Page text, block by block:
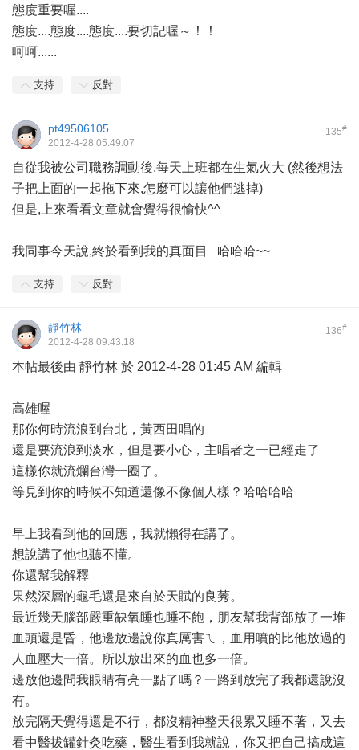
態度重要喔....
態度....態度....態度....要切記喔～！！
呵呵......
支持 反對
135#
pt49506105
2012-4-28 05:49:07
自從我被公司職務調動後,每天上班都在生氣火大 (然後想法
子把上面的一起拖下來,怎麼可以讓他們逃掉)
但是,上來看看文章就會覺得很愉快^^
我同事今天說,終於看到我的真面目 哈哈哈~~
支持 反對
136#
靜竹林
2012-4-28 09:43:18
本帖最後由 靜竹林 於 2012-4-28 01:45 AM 編輯
高雄喔
那你何時流浪到台北，黃西田唱的
還是要流浪到淡水，但是要小心，主唱者之一已經走了
這樣你就流爛台灣一圈了。
等見到你的時候不知道還像不像個人樣？哈哈哈哈
早上我看到他的回應，我就懶得在講了。
想說講了他也聽不懂。
你還幫我解釋
果然深層的龜毛還是來自於天賦的良莠。
最近幾天腦部嚴重缺氧睡也睡不飽，朋友幫我背部放了一堆
血頭還是昏，他邊放邊說你真厲害ㄟ，血用噴的比他放過的
人血壓大一倍。所以放出來的血也多一倍。
邊放他邊問我眼睛有亮一點了嗎？一路到放完了我都還說沒
有。
放完隔天覺得還是不行，都沒精神整天很累又睡不著，又去
看中醫拔罐針灸吃藥，醫生看到我就說，你又把自己搞成這